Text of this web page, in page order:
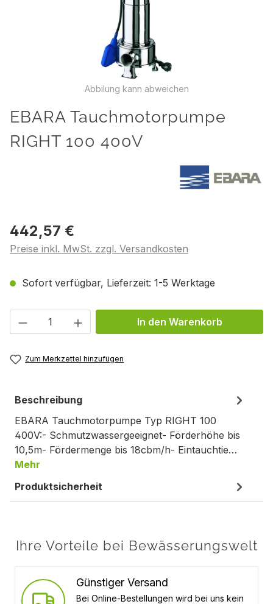
Abbilung kann abweichen
EBARA Tauchmotorpumpe
RIGHT 100 400V
442,57 €
Preise inkl. MwSt. zzgl. Versandkosten
Sofort verfügbar, Lieferzeit: 1-5 Werktage
Produkt Anzahl: Gib den gewünschten
In den Warenkorb
Zum Merkzettel hinzufügen
Beschreibung
EBARA Tauchmotorpumpe Typ RIGHT 100
400V:- Schmutzwassergeeignet- Förderhöhe bis
10,5m- Fördermenge bis 18cbm/h- Eintauchtie…
Mehr
Produktsicherheit
Ihre Vorteile bei Bewässerungswelt
Günstiger Versand
Bei Online-Bestellungen wird bei uns kein